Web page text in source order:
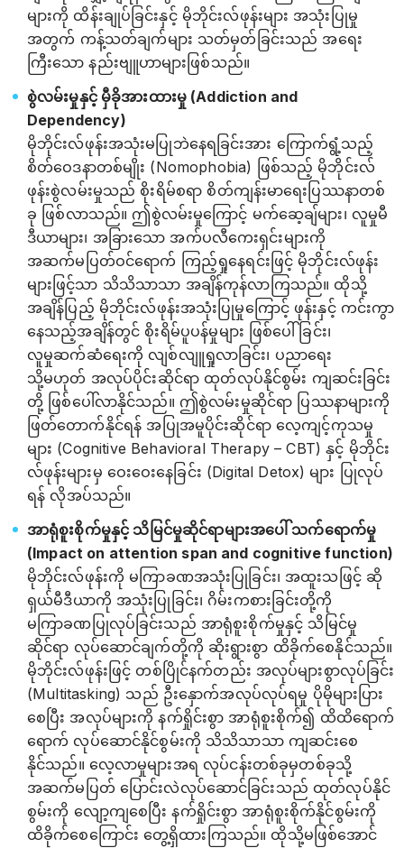
များကို ထိန်းချုပ်ခြင်းနှင့် မိုဘိုင်းလ်ဖုန်းများ အသုံးပြုမှု
အတွက် ကန့်သတ်ချက်များ သတ်မှတ်ခြင်းသည် အ‌ရေး
ကြီးသော နည်းဗျူဟာများဖြစ်သည်။
စွဲလမ်းမှုနှင့် မှီခိုအားထားမှု (Addiction and
Dependency)
မိုဘိုင်းလ်ဖုန်းအသုံးမပြုဘဲနေရခြင်းအား ကြောက်ရွံ့သည့်
စိတ်ဝေဒနာတစ်မျိုး (Nomophobia) ဖြစ်သည့် မိုဘိုင်းလ်
ဖုန်းစွဲလမ်းမှုသည် စိုးရိမ်စရာ စိတ်ကျန်းမာရေးပြဿနာတစ်
ခု ဖြစ်လာသည်။ ဤစွဲလမ်းမှုကြောင့် မက်ဆေ့ချ်များ၊ လူမှုမီ
ဒီယာများ၊ အခြားသော အက်ပလီကေးရှင်းများကို
အဆက်မပြတ်ဝင်ရောက် ကြည့်ရှုနေရင်းဖြင့် မိုဘိုင်းလ်ဖုန်း
များဖြင့်သာ သိသိသာသာ အချိန်ကုန်လာကြသည်။ ထိုသို့
အချိန်ပြည့် မိုဘိုင်းလ်ဖုန်းအသုံးပြုမှုကြောင့် ဖုန်းနှင့် ကင်းကွာ
နေသည့်အချိန်တွင် စိုးရိမ်ပူပန်မှုများ ဖြစ်ပေါ်ခြင်း၊
လူမှုဆက်ဆံရေးကို လျစ်လျူရှုလာခြင်း၊ ပညာရေး
သို့မဟုတ် အလုပ်ပိုင်းဆိုင်ရာ ထုတ်လုပ်နိုင်စွမ်း ကျဆင်းခြင်း
တို့ ဖြစ်ပေါ်လာနိုင်သည်။ ဤစွဲလမ်းမှုဆိုင်ရာ ပြဿနာများကို
ဖြတ်တောက်နိုင်ရန် အပြုအမူပိုင်းဆိုင်ရာ လေ့ကျင့်ကုသမှု
များ (Cognitive Behavioral Therapy – CBT) နှင့် မိုဘိုင်း
လ်ဖုန်းများမှ ဝေးဝေးနေခြင်း (Digital Detox) များ ပြုလုပ်
ရန် လိုအပ်သည်။
အာရုံစူးစိုက်မှုနှင့် သိမြင်မှုဆိုင်ရာများအပေါ် သက်ရောက်မှု
(Impact on attention span and cognitive function)
မိုဘိုင်းလ်ဖုန်းကို မကြာခဏအသုံးပြုခြင်း၊ အထူးသဖြင့် ဆို
ရှယ်မီဒီယာကို အသုံးပြုခြင်း၊ ဂိမ်းကစားခြင်းတို့ကို
မကြာခဏပြုလုပ်ခြင်းသည် အာရုံစူးစိုက်မှုနှင့် သိမြင်မှု
ဆိုင်ရာ လုပ်ဆောင်ချက်တို့ကို ဆိုးရွားစွာ ထိခိုက်စေနိုင်သည်။
မိုဘိုင်းလ်ဖုန်းဖြင့် တစ်ပြိုင်နက်တည်း အလုပ်များစွာလုပ်ခြင်း
(Multitasking) သည် ဦးနှောက်အလုပ်လုပ်ရမှု ပိုမိုများပြား
စေပြီး အလုပ်များကို နက်ရှိုင်းစွာ အာရုံစူးစိုက်၍ ထိထိရောက်
ရောက် လုပ်ဆောင်နိုင်စွမ်းကို သိသိသာသာ ကျဆင်းစေ
နိုင်သည်။ လေ့လာမှုများအရ လုပ်ငန်းတစ်ခုမှတစ်ခုသို့
အဆက်မပြတ် ပြောင်းလဲလုပ်ဆောင်ခြင်းသည် ထုတ်လုပ်နိုင်
စွမ်းကို လျော့ကျစေပြီး နက်ရှိုင်းစွာ အာရုံစူးစိုက်နိုင်စွမ်းကို
ထိခိုက်စေကြောင်း တွေ့ရှိထားကြသည်။ ထိုသို့မဖြစ်အောင်